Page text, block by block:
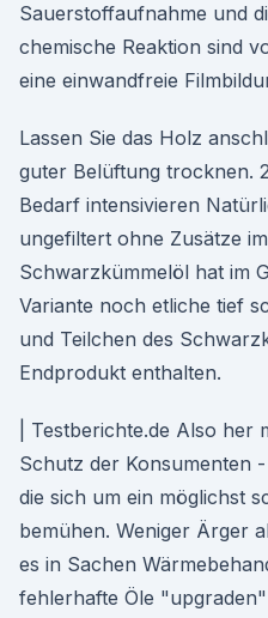
Sauerstoffaufnahme und
chemische Reaktion sind
eine einwandfreie
Lassen Sie das Holz
guter Belüftung trocknen.
Bedarf intensivieren
ungefiltert ohne Zusätze
Schwarzkümmelöl hat im
Variante noch etliche tief
und Teilchen des
Endprodukt enthalten.
| Testberichte.de Also her
Schutz der Konsumenten
die sich um ein möglichst
bemühen. Weniger Ärger
es in Sachen
fehlerhafte Öle